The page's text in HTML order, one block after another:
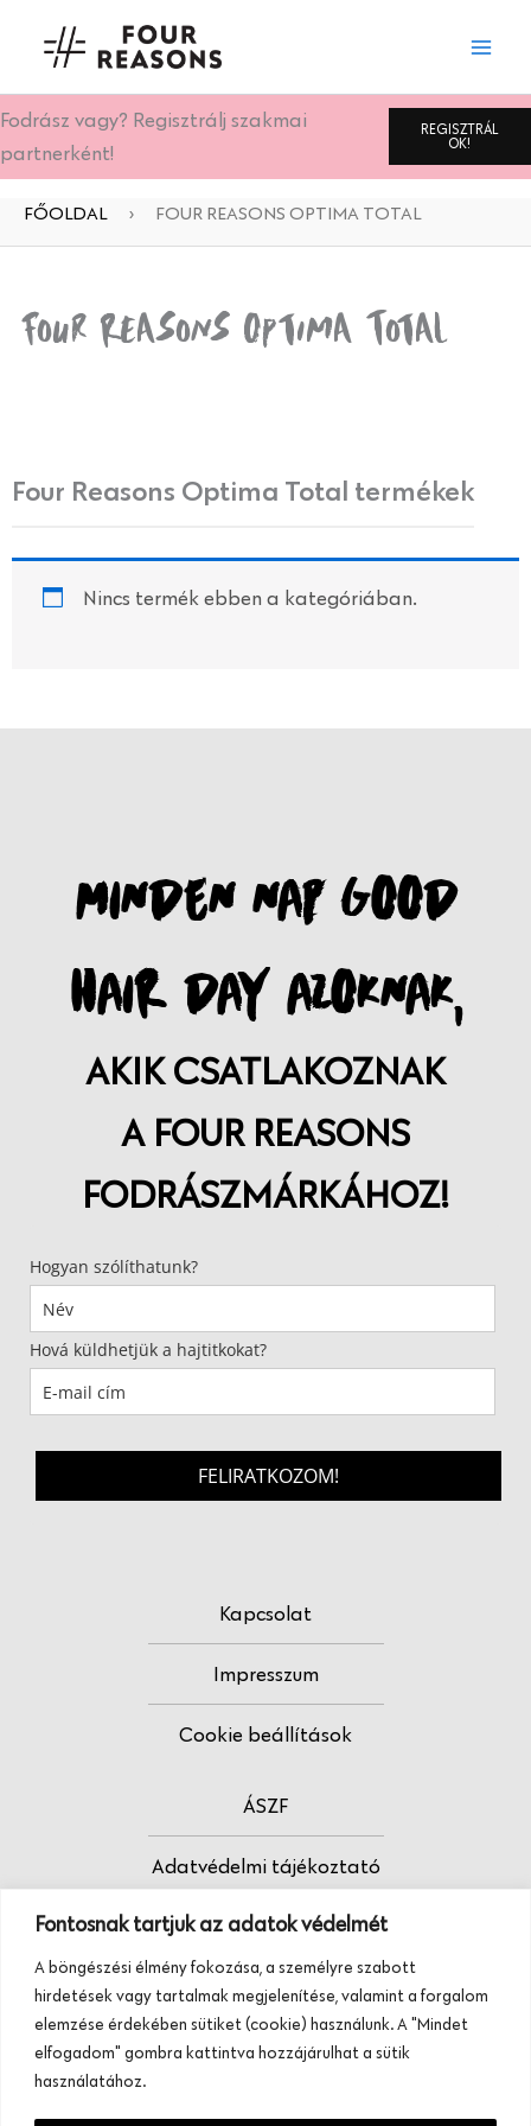
Fontosnak tartjuk az adatok védelmét
A böngészési élmény fokozása, a személyre szabott
hirdetések vagy tartalmak megjelenítése, valamint a forgalom
elemzése érdekében sütiket (cookie) használunk. A "Mindet
elfogadom" gombra kattintva hozzájárulhat a sütik
használatához.
Fodrász vagy? Regisztrálj szakmai
partnerként!
REGISZTRÁL
OK!
FŐOLDAL › FOUR REASONS OPTIMA TOTAL
Four Reasons Optima Total
Four Reasons Optima Total termékek
Nincs termék ebben a kategóriában.
MINDEN NAP GOOD
HAIR DAY AZOKNAK,
AKIK CSATLAKOZNAK
A FOUR REASONS
FODRÁSZMÁRKÁHOZ!
Hogyan szólíthatunk?
Hová küldhetjük a hajtitkokat?
FELIRATKOZOM!
Kapcsolat
Impresszum
Cookie beállítások
ÁSZF
Adatvédelmi tájékoztató
Fodrász vagy?
Tudj meg többet termékeinkről, szolgáltatásainkról.
Hívj minket, vagy üzenj nekünk ezen a
telefonszámon:
+36 20 945 84 74